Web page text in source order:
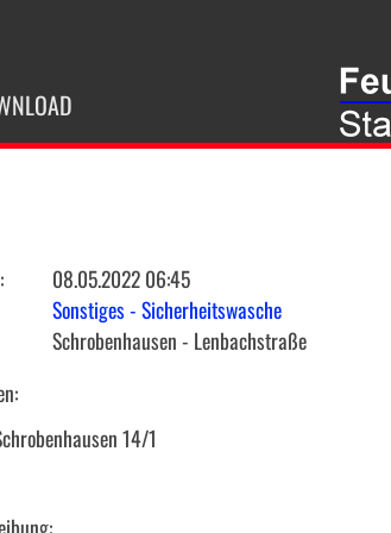
08.05.2022 06:45
Sonstiges - Sicherheitswasche
Schrobenhausen - Lenbachstraße
14/1